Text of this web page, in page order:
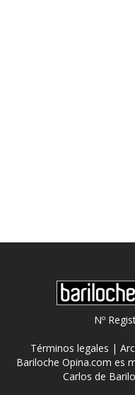
Nº
Términos legales |
Bariloche Opina.com es
Carlos de